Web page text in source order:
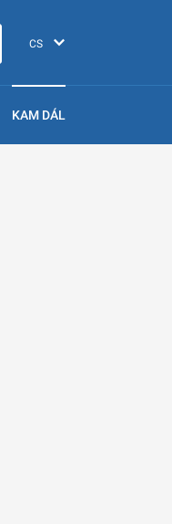
KAM DÁL